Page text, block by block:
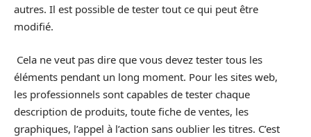
autres. Il est possible de tester tout ce qui peut être
modifié.
Cela ne veut pas dire que vous devez tester tous les
éléments pendant un long moment. Pour les sites web,
les professionnels sont capables de tester chaque
description de produits, toute fiche de ventes, les
graphiques, l’appel à l’action sans oublier les titres. C’est